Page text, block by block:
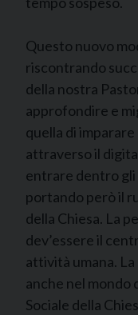
Questo nuovo
riscontrando
della nostra
approfondire e
quella di
attraverso il
entrare dentro gli
portando però il
della Chiesa. La
dev’essere il
attività umana.
anche nel
Sociale della